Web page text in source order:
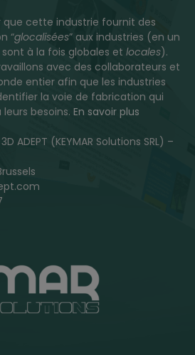
que cette industrie fournit des
“glocalisées” aux industries (en un
à la fois globales et locales).
avec des collaborateurs et
entier afin que les industries
la voie de fabrication qui
besoins. En savoir plus
3D ADEPT (KEYMAR Solutions SRL) –